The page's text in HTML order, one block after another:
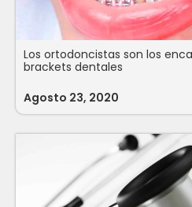
Los ortodoncistas son los
brackets dentales
Agosto 23, 2020